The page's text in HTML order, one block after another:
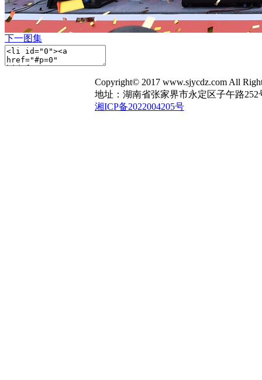
下一图集
Copyright© 2017 www.sjycdz.com All
地址：湖南省张家界市永定区子午路252
湘ICP备2022004205号